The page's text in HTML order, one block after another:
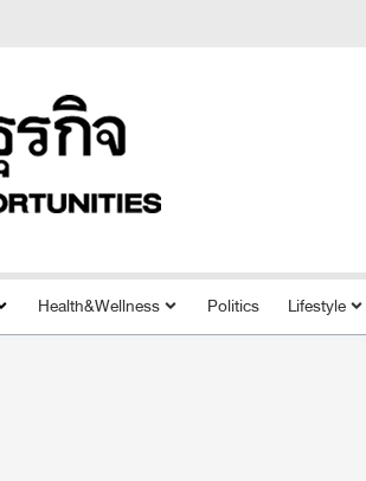
Health&Wellness Politics Lifestyle